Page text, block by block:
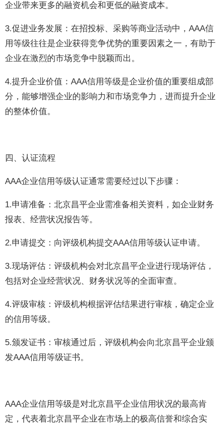
企业带来更多的融资机会和更低的融资成本。
3.促进业务发展：在招投标、采购等商业活动中，AAA信
用等级往往是企业获得竞争优势的重要因素之一，有助于
企业在激烈的市场竞争中脱颖而出。
4.提升企业价值：AAA信用等级是企业价值的重要组成部
分，能够增强企业的影响力和市场竞争力，进而提升企业
的整体价值。
四、认证流程
AAA企业信用等级认证通常需要经过以下步骤：
1.申请准备：北京昌平企业需准备相关资料，如企业财务
报表、经营状况报告等。
2.申请提交：向评级机构提交AAA信用等级认证申请。
3.现场评估：评级机构会对北京昌平企业进行现场评估，
包括对企业经营状况、财务状况等的全面审查。
4.评级审核：评级机构根据评估结果进行审核，确定企业
的信用等级。
5.颁发证书：审核通过后，评级机构会向北京昌平企业颁
发AAA信用等级证书。
AAA企业信用等级是对北京昌平企业信用状况的最高肯
定，代表着北京昌平企业在市场上的极高信誉和综合实